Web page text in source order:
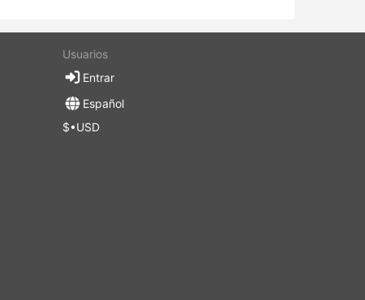
Usuarios
Entrar
Español
$•USD